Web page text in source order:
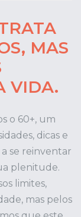
MAS
VIDA.
o 60+, um
dicas e
se reinventar
plenitude.
limites,
mas pelos